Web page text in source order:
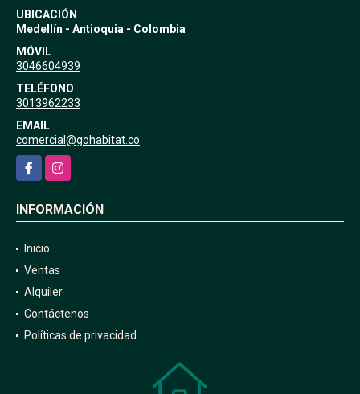
UBICACIÓN
Medellín - Antioquia - Colombia
MÓVIL
3046604939
TELÉFONO
3013962233
EMAIL
comercial@gohabitat.co
FacebookInstagram
INFORMACIÓN
Inicio
Ventas
Alquiler
Contáctenos
Políticas de privacidad